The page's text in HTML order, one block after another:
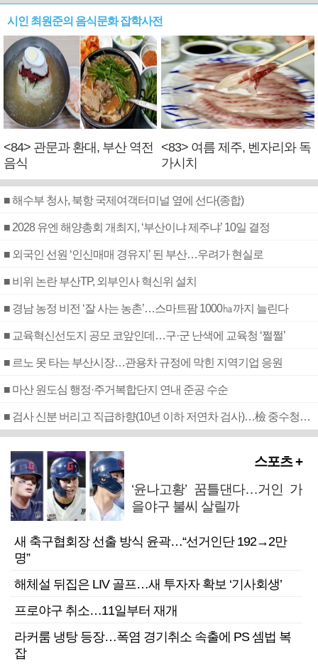
시인 최원준의 음식문화 잡학사전
<84> 관문과 환대, 부산 역전
음식
<83> 여름 제주, 벤자리와 독
가시치
■ 해수부 청사, 북항 국제여객터미널 옆에 선다(종합)
■ 2028 유엔 해양총회 개최지, ‘부산이냐 제주냐’ 10일 결정
■ 외국인 선원 ‘인신매매 경유지’ 된 부산…우려가 현실로
■ 비위 논란 부산TP, 외부인사 혁신위 설치
■ 경남 농정 비전 ‘잘 사는 농촌’…스마트팜 1000㏊까지 늘린다
■ 교육혁신선도지 공모 코앞인데…구·군 난색에 교육청 ‘쩔쩔’
■ 르노 못 타는 부산시장…관용차 규정에 막힌 지역기업 응원
■ 마산 원도심 행정·주거복합단지 연내 준공 수순
■ 검사 신분 버리고 직급하향(10년 이하 저연차 검사)…檢 중수청행 기피
스포츠 +
‘윤나고황’ 꿈틀댄다…거인 가
을야구 불씨 살릴까
새 축구협회장 선출 방식 윤곽…“선거인단 192→2만
명”
해체설 뒤집은 LIV 골프…새 투자자 확보 ‘기사회생’
프로야구 취소…11일부터 재개
라커룸 냉탕 등장…폭염 경기취소 속출에 PS 셈법 복
잡